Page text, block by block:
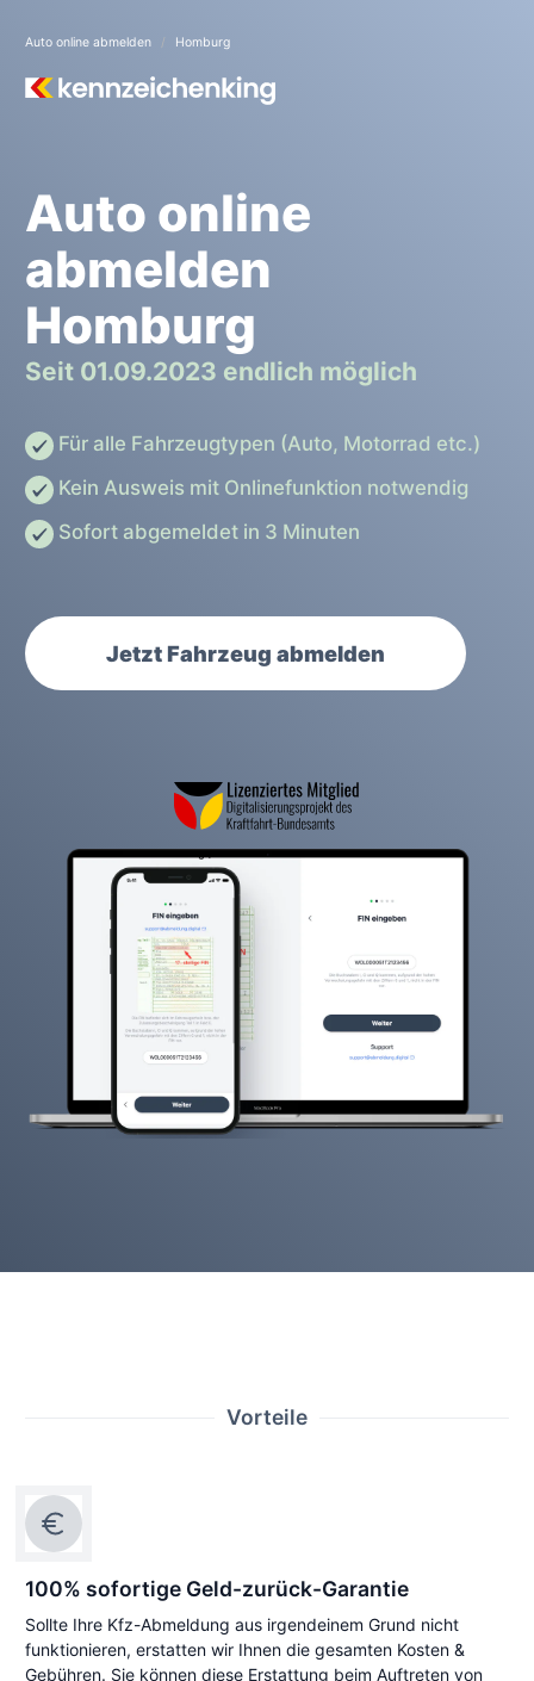
Auto online abmelden Homburg
Auto online
abmelden
Homburg
Seit 01.09.2023 endlich möglich
Für alle Fahrzeugtypen (Auto, Motorrad etc.)
Kein Ausweis mit Onlinefunktion notwendig
Sofort abgemeldet in 3 Minuten
Jetzt Fahrzeug abmelden
Vorteile
100% sofortige Geld-zurück-Garantie
Sollte Ihre Kfz-Abmeldung aus irgendeinem Grund nicht
funktionieren, erstatten wir Ihnen die gesamten Kosten &
Gebühren. Sie können diese Erstattung beim Auftreten von